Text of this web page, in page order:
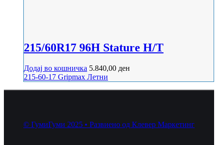
215/60R17 96H Stature H/T
Додај во кошничка 5.840,00 ден
215-60-17 Gripmax Летни
© ГумиГуми 2025 • Развиено од Клевер Маркетинг